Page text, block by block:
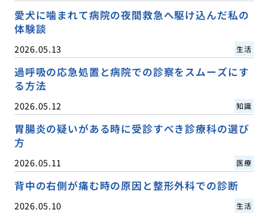
愛犬に噛まれて病院の夜間救急へ駆け込んだ私の
体験談
2026.05.13 生活
過呼吸の応急処置と病院での診察をスムーズにす
る方法
2026.05.12 知識
胃腸炎の疑いがある時に受診すべき診療科の選び
方
2026.05.11 医療
背中の右側が痛む時の原因と整形外科での診断
2026.05.10 生活